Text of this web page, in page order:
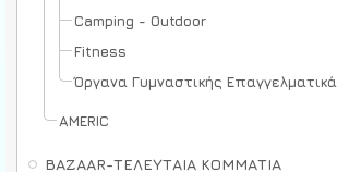
Camping - Outdoor
Fitness
Όργανα Γυμναστικής Επαγγελματικά
AMERIC
BAZAAR-ΤΕΛΕΥΤΑΙΑ ΚΟΜΜΑΤΙΑ